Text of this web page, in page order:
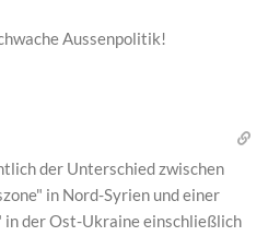
Aussenpolitik!
der Unterschied zwischen
in Nord-Syrien und einer
in der Ost-Ukraine einschließlich